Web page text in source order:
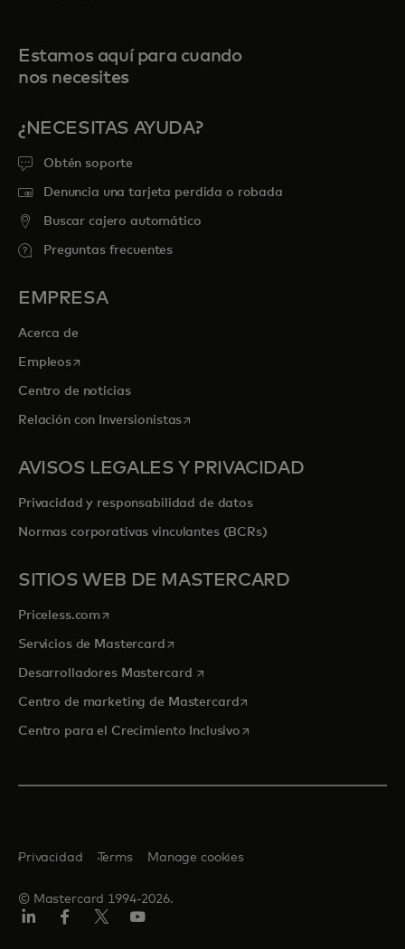
Estamos aquí para cuando
nos necesites
¿NECESITAS AYUDA?
Obtén soporte
Denuncia una tarjeta perdida o robada
Buscar cajero automático
Preguntas frecuentes
EMPRESA
Acerca de
Empleosse abre en una pestaña nueva
Centro de noticias
Relación con Inversionistasse abre en una pestaña nueva
AVISOS LEGALES Y PRIVACIDAD
Privacidad y responsabilidad de datos
Normas corporativas vinculantes (BCRs)
SITIOS WEB DE MASTERCARD
Priceless.com se abre en una pestaña nueva
Servicios de Mastercardse abre en una pestaña nueva
Desarrolladores Mastercard se abre en una pestaña nueva
Centro de marketing de Mastercardse abre en una pestaña
Centro para el Crecimiento Inclusivose abre en una pestaña
© Mastercard 1994-2026.
Privacidad Terms Manage cookies